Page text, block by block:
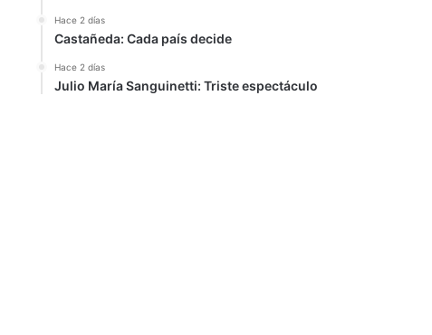
Hace 2 días
Castañeda: Cada país decide
Hace 2 días
Julio María Sanguinetti: Triste espectáculo